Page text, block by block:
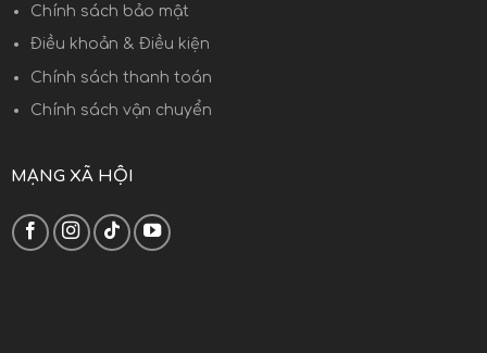
Chính sách bảo mật
Điều khoản & Điều kiện
Chính sách thanh toán
Chính sách vận chuyển
MẠNG XÃ HỘI